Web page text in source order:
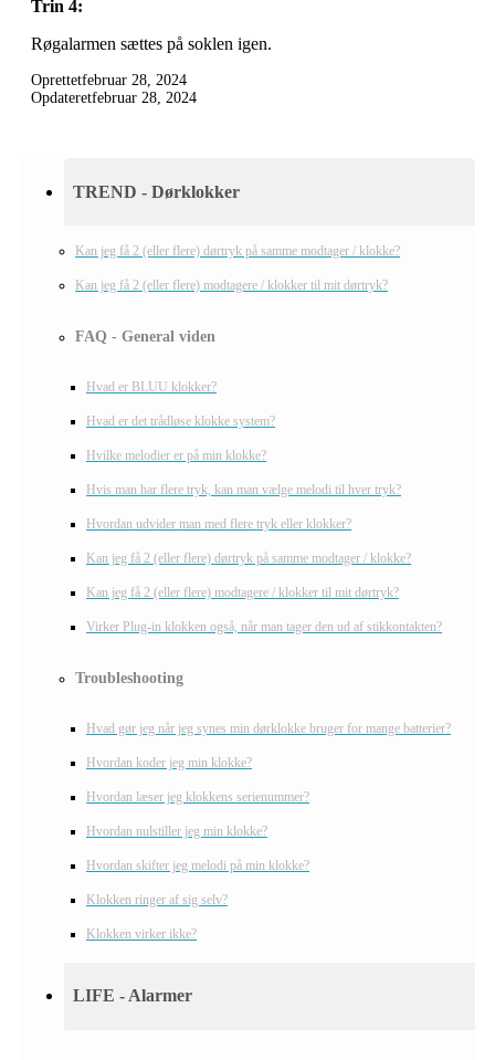
TREND - Dørklokker
Kan jeg få 2 (eller flere) dørtryk på samme modtager / klokke?
Kan jeg få 2 (eller flere) modtagere / klokker til mit dørtryk?
FAQ - General viden
Hvad er BLUU klokker?
Hvad er det trådløse klokke system?
Hvilke melodier er på min klokke?
Hvis man har flere tryk, kan man vælge melodi til hver tryk?
Hvordan udvider man med flere tryk eller klokker?
Kan jeg få 2 (eller flere) dørtryk på samme modtager / klokke?
Kan jeg få 2 (eller flere) modtagere / klokker til mit dørtryk?
Virker Plug-in klokken også, når man tager den ud af stikkontakten?
Troubleshooting
Hvad gør jeg når jeg synes min dørklokke bruger for mange batterier?
Hvordan koder jeg min klokke?
Hvordan læser jeg klokkens serienummer?
Hvordan nulstiller jeg min klokke?
Hvordan skifter jeg melodi på min klokke?
Klokken ringer af sig selv?
Klokken virker ikke?
LIFE - Alarmer
Trin 4:
Røgalarmen sættes på soklen igen.
Oprettetfebruar 28, 2024
Opdateretfebruar 28, 2024